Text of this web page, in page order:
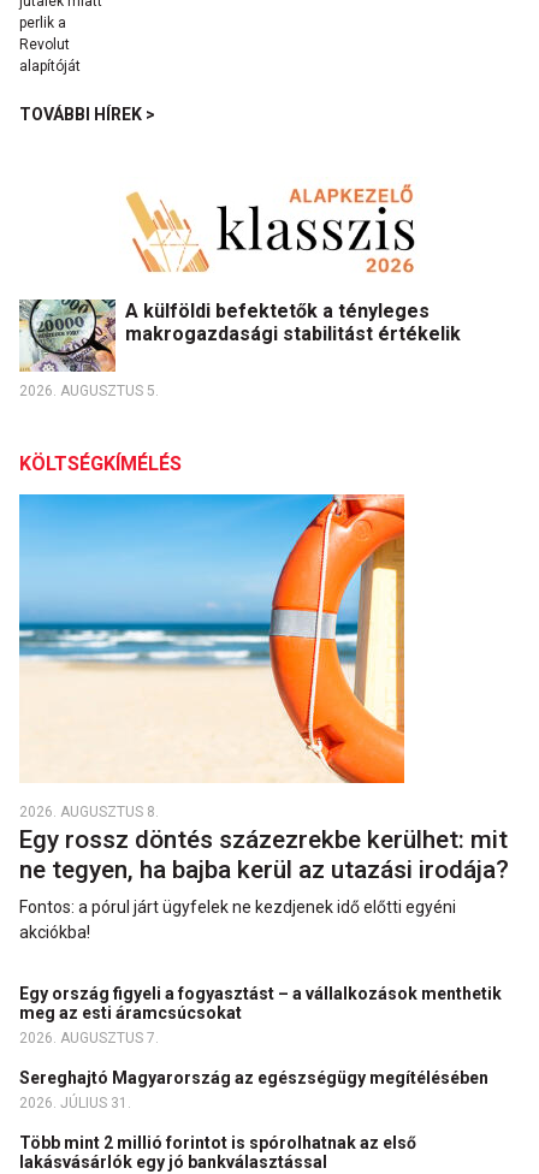
TOVÁBBI HÍREK >
A külföldi befektetők a tényleges
makrogazdasági stabilitást értékelik
2026. AUGUSZTUS 5.
KÖLTSÉGKÍMÉLÉS
2026. AUGUSZTUS 8.
Egy rossz döntés százezrekbe kerülhet: mit
ne tegyen, ha bajba kerül az utazási irodája?
Fontos: a pórul járt ügyfelek ne kezdjenek idő előtti egyéni
akciókba!
Egy ország figyeli a fogyasztást – a vállalkozások menthetik
meg az esti áramcsúcsokat
2026. AUGUSZTUS 7.
Sereghajtó Magyarország az egészségügy megítélésében
2026. JÚLIUS 31.
Több mint 2 millió forintot is spórolhatnak az első
lakásvásárlók egy jó bankválasztással